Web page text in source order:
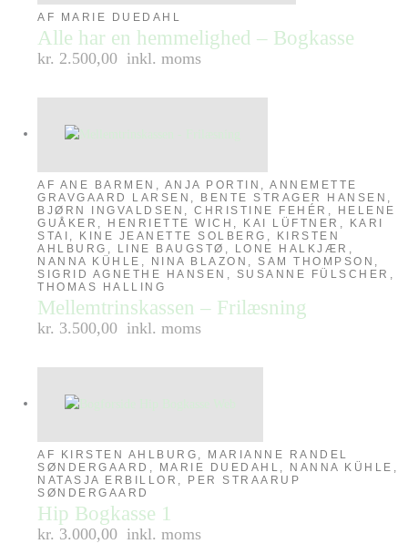
AF MARIE DUEDAHL
Alle har en hemmelighed – Bogkasse
kr. 2.500,00 inkl. moms
AF ANE BARMEN, ANJA PORTIN, ANNEMETTE
GRAVGAARD LARSEN, BENTE STRAGER HANSEN,
BJØRN INGVALDSEN, CHRISTINE FEHÉR, HELENE
GUÅKER, HENRIETTE WICH, KAI LÜFTNER, KARI
STAI, KINE JEANETTE SOLBERG, KIRSTEN
AHLBURG, LINE BAUGSTØ, LONE HALKJÆR,
NANNA KÜHLE, NINA BLAZON, SAM THOMPSON,
SIGRID AGNETHE HANSEN, SUSANNE FÜLSCHER,
THOMAS HALLING
Mellemtrinskassen – Frilæsning
kr. 3.500,00 inkl. moms
AF KIRSTEN AHLBURG, MARIANNE RANDEL
SØNDERGAARD, MARIE DUEDAHL, NANNA KÜHLE,
NATASJA ERBILLOR, PER STRAARUP
SØNDERGAARD
Hip Bogkasse 1
kr. 3.000,00 inkl. moms